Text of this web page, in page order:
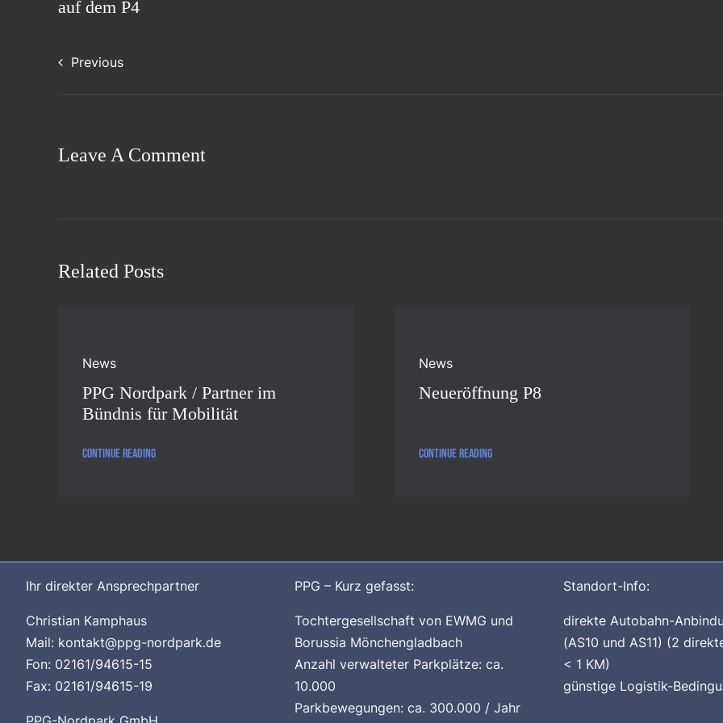
auf dem P4
Previous
Leave A Comment
Related Posts
News
PPG Nordpark / Partner im
Bündnis für Mobilität
Continue reading
News
Neueröffnung P8
Continue reading
Ihr direkter Ansprechpartner
Christian Kamphaus
Mail: kontakt@ppg-nordpark.de
Fon: 02161/94615-15
Fax: 02161/94615-19
PPG – Kurz gefasst:
Tochtergesellschaft von EWMG und
Borussia Mönchengladbach
Anzahl verwalteter Parkplätze: ca.
10.000
Parkbewegungen: ca. 300.000 / Jahr
Standort-Info:
direkte Autobahn-
(AS10 und AS11) (2
< 1 KM)
günstige Logistik-